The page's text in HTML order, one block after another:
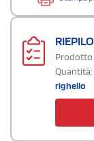
Prodotto
Quantità:
righello